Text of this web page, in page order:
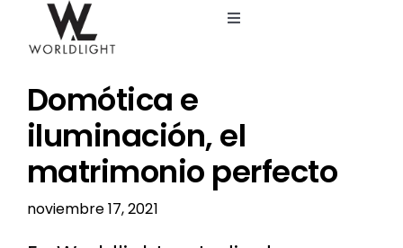
contenido
Toggle
Servicios
Catálogo
Blog
Domótica e
iluminación, el
matrimonio perfecto
noviembre 17, 2021